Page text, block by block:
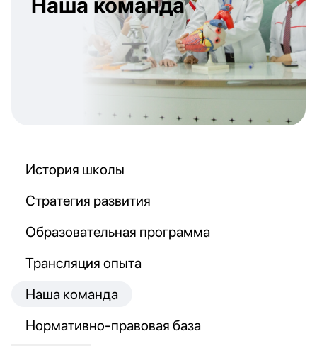
История школы
Стратегия развития
Образовательная программа
Трансляция опыта
Наша команда
Нормативно-правовая база